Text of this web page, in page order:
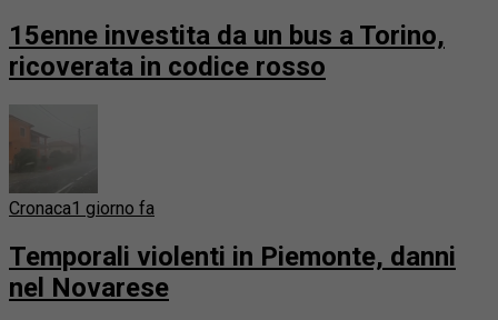
15enne investita da un bus a Torino,
ricoverata in codice rosso
Cronaca1 giorno fa
Temporali violenti in Piemonte, danni
nel Novarese